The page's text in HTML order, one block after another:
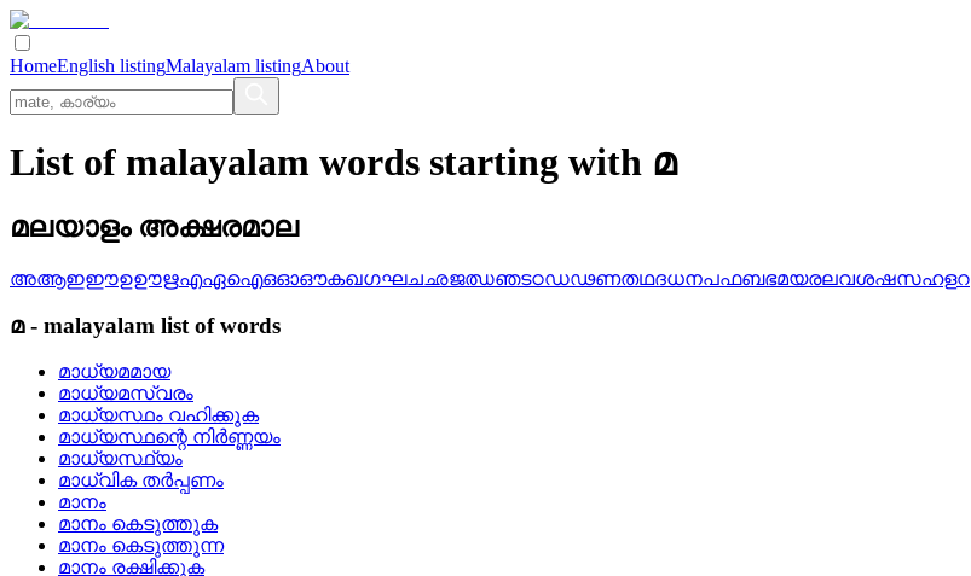
HomeEnglish listingMalayalam listingAbout
List of malayalam words starting with മ
മലയാളം അക്ഷരമാല
അആഇഈഉഊഋഎഏഐഒഓഔകഖഗഘചഛജഝഞടഠഡഢണതഥദധനപഫബഭമയരലവശഷസഹളറ
മ- malayalam list of words
മാധ്യമമായ
മാധ്യമസ്വരം
മാധ്യസ്ഥം വഹിക്കുക
മാധ്യസ്ഥന്റെ നിര്‍ണ്ണയം
മാധ്യസ്ഥ്യം
മാധ്വിക തര്‍പ്പണം
മാനം
മാനം കെടുത്തുക
മാനം കെടുത്തുന്ന
മാനം രക്ഷിക്കുക